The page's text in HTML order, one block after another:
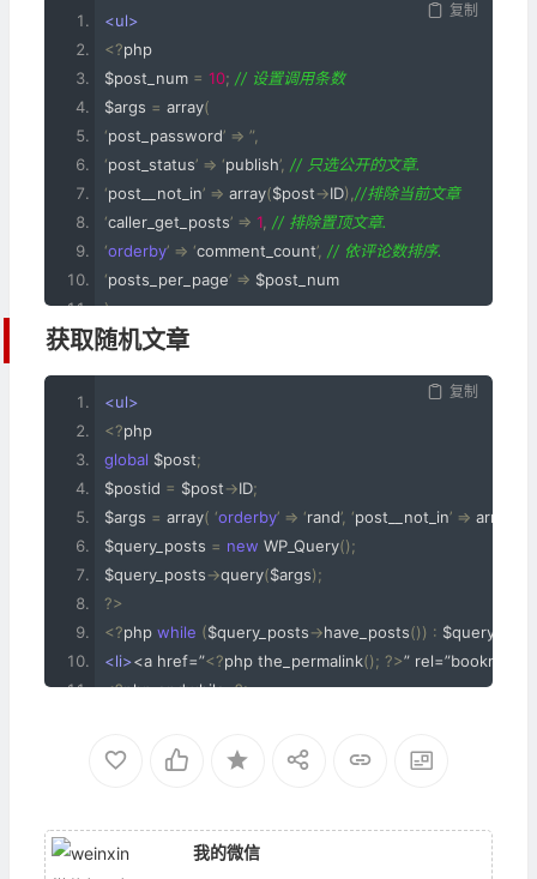
复制
<ul>
<?php
$post_num = 10; // 设置调用条数
$args = array(
‘post_password’ => ”,
‘post_status’ => ‘publish’, // 只选公开的文章.
‘post__not_in’ => array($post->ID), //排除当前文章
‘caller_get_posts’ => 1, // 排除置顶文章.
‘orderby’ => ‘comment_count’, // 依评论数排序.
‘posts_per_page’ => $post_num
);
$query_posts
while
$query_posts
<li> <a href=”
<?
php } wp_reset_query
</ul>
获取随机文章​
复制
<ul>
<?php
global $post;
$postid = $post->ID;
$args = array( ‘orderby’ => ‘rand’, ‘post__not_in’ => array
$query_posts = new WP_Query();
$query_posts->query($args);
?>
<?php while ($query_posts->have_posts()) :
<li><a href=”<?php the_permalink(); ?>” rel=”bookmark”
<?php endwhile; ?>
我的微信